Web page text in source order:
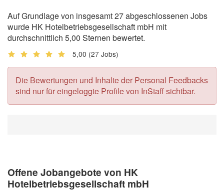
Auf Grundlage von insgesamt 27 abgeschlossenen Jobs
wurde HK Hotelbetriebsgesellschaft mbH mit
durchschnittlich 5,00 Sternen bewertet.
5,00 (27 Jobs)
Die Bewertungen und Inhalte der Personal Feedbacks
sind nur für eingeloggte Profile von InStaff sichtbar.
Offene Jobangebote von HK
Hotelbetriebsgesellschaft mbH